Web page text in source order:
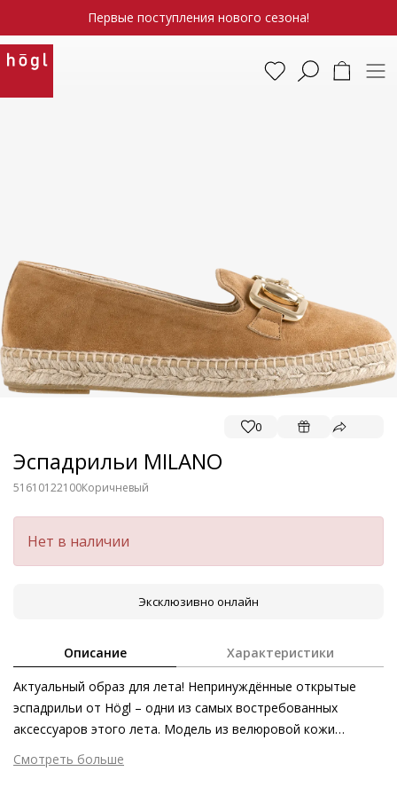
Первые поступления нового сезона!
0
Эспадрильи MILANO
51610122100Коричневый
Нет в наличии
Эксклюзивно онлайн
Описание Характеристики
Актуальный образ для лета! Непринуждённые открытые
эспадрильи от Högl – одни из самых востребованных
аксессуаров этого лета. Модель из велюровой кожи
первоклассного качества создана для вашего прекрасного
самочувствия и имеет все шансы стать самой любимой
Смотреть больше